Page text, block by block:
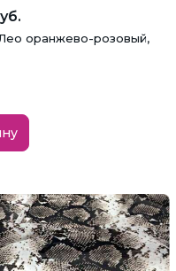
оранжево-розовый,